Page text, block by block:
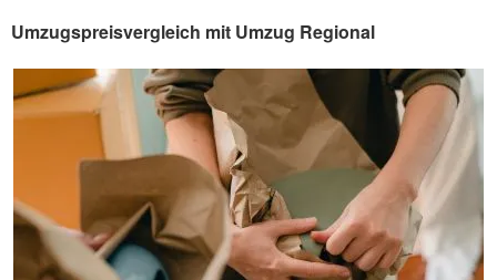
Umzugspreisvergleich mit Umzug Regional